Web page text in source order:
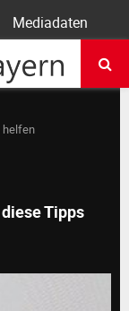
Mediadaten
helfen
Tipps